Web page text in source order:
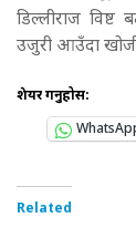
डिल्लीराज
उजुरी आउँदा
शेयर गर्नुहोस:
Related